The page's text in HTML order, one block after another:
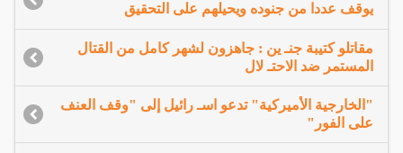
يوقف عددا من جنوده ويحيلهم على التحقيق
مقاتلو كتيبة جنـ ين : جاهزون لشهر كامل من القتال
المستمر ضد الاحتـ لال
"الخارجية الأميركية" تدعو اسـ رائيل إلى "وقف العنف
على الفور"